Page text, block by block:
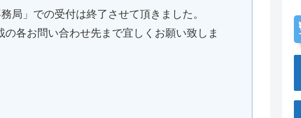
局」での受付は終了させて頂きました。
各お問い合わせ先まで宜しくお願い致しま